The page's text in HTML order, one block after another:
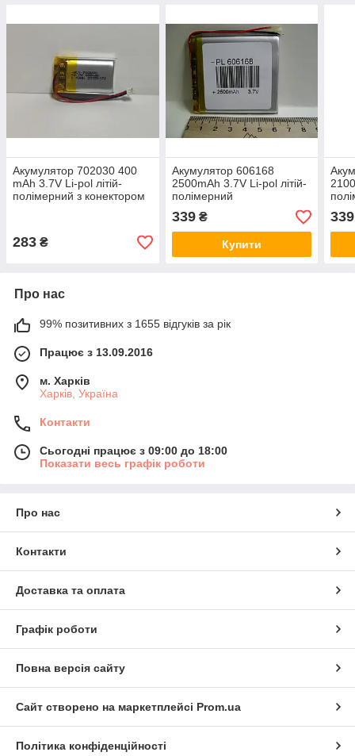
Акумулятор 702030 400
mAh 3.7V Li-pol літій-
полімерний з конектором
283 ₴
Акумулятор 606168
2500mAh 3.7V Li-pol літій-
полімерний
339₴
Купити
339
Про нас
99% позитивних з 1655 відгуків за рік
Працює з 13.09.2016
м. Харків
Харків, Україна
Контакти
Сьогодні працює з 09:00 до 18:00
Показати весь графік роботи
Про нас
Контакти
Доставка та оплата
Графік роботи
Повна версія сайту
Сайт створено на маркетплейсі Prom.ua
Політика конфіденційності